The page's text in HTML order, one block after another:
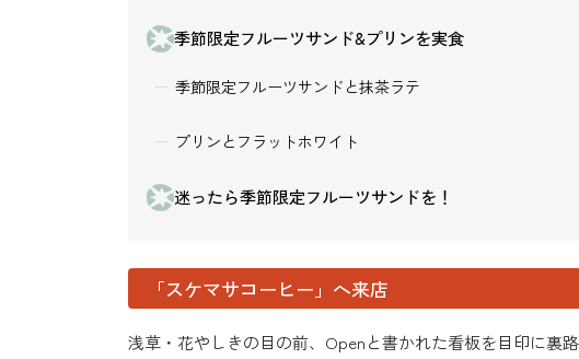
季節限定フルーツサンド&プリンを実食
季節限定フルーツサンドと抹茶ラテ
プリンとフラットホワイト
迷ったら季節限定フルーツサンドを！
「スケマサコーヒー」へ来店
浅草・花やしきの目の前、Openと書かれた看板を目印に裏